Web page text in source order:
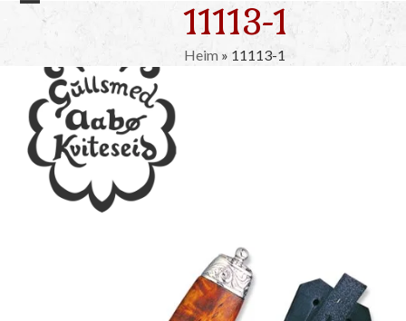
Skip
Open
menu
Close
menu
11113-1
Heim » 11113-1